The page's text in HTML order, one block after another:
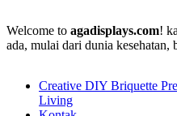
Welcome to agadisplays.com!
ada, mulai dari dunia kesehatan,
Creative DIY Briquette
Living